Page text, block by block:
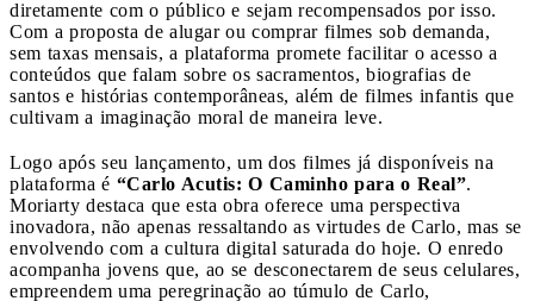
diretamente com o público e sejam recompensados por isso.
Com a proposta de alugar ou comprar filmes sob demanda,
sem taxas mensais, a plataforma promete facilitar o acesso a
conteúdos que falam sobre os sacramentos, biografias de
santos e histórias contemporâneas, além de filmes infantis que
cultivam a imaginação moral de maneira leve.
Logo após seu lançamento, um dos filmes já disponíveis na
plataforma é “Carlo Acutis: O Caminho para o Real”.
Moriarty destaca que esta obra oferece uma perspectiva
inovadora, não apenas ressaltando as virtudes de Carlo, mas se
envolvendo com a cultura digital saturada do hoje. O enredo
acompanha jovens que, ao se desconectarem de seus celulares,
empreendem uma peregrinação ao túmulo de Carlo,